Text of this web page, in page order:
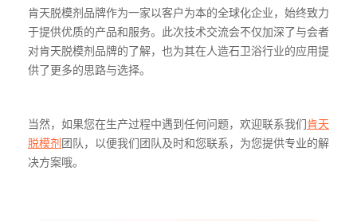
肯天脱模剂品牌作为一家以客户为本的全球化企业，始终致力
于提供优质的产品和服务。此次技术交流会不仅加深了与会者
对肯天脱模剂品牌的了解，也为其在人造石卫浴行业的应用提
供了更多的思路与选择。
当然，如果您在生产过程中遇到任何问题，欢迎联系我们 肯天
脱模剂 团队，以便我们团队及时和您联系，为您提供专业的解
决方案哦。